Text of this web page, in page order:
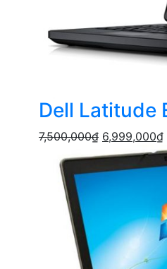
Dell Latitude
7,500,000₫ 6,999,000₫